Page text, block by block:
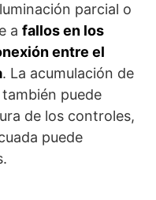
parcial o
a fallos en los
entre el
. La acumulación de
puede
de los controles,
puede